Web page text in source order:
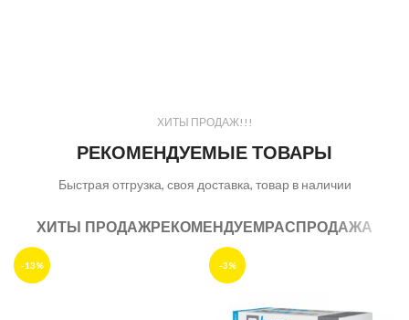
ХИТЫ ПРОДАЖ!!!
РЕКОМЕНДУЕМЫЕ ТОВАРЫ
Быстрая отгрузка, своя доставка, товар в наличии
ХИТЫ ПРОДАЖРЕКОМЕНДУЕМРАСПРОДАЖА
-13% -3%